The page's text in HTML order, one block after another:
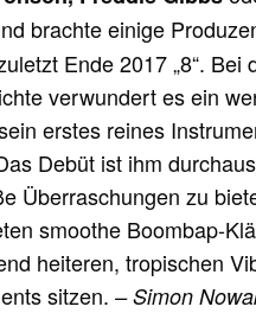
brachte einige
Ende 2017 „8“. Bei
verwundert es ein
erstes reines
Debüt ist ihm
Überraschungen zu
smoothe Boombap-
heiteren, tropischen
sitzen.– Simon